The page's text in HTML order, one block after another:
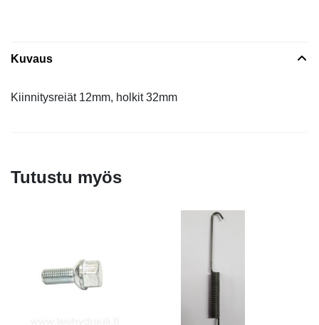
Kuvaus
Kiinnitysreiät 12mm, holkit 32mm
Tutustu myös